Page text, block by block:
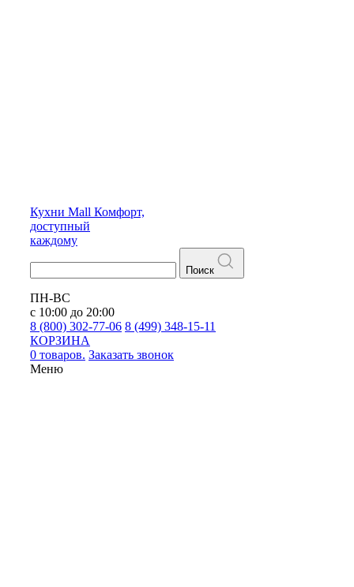
Кухни Mall Комфорт,
доступный
каждому
Поиск
ПН-ВС
с 10:00 до 20:00
8 (800) 302-77-06 8 (499) 348-15-11
КОРЗИНА
0 товаров. Заказать звонок
Меню